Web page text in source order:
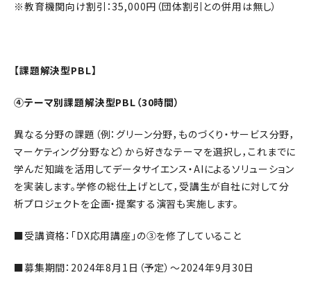
※教育機関向け割引：35,000円（団体割引との併用は無し）
【課題解決型PBL】
④テーマ別課題解決型PBL（30時間）
異なる分野の課題（例：グリーン分野，ものづくり・サービス分野，
マーケティング分野など）から好きなテーマを選択し，これまでに
学んだ知識を活用してデータサイエンス・AIによるソリューション
を実装します。学修の総仕上げとして，受講生が自社に対して分
析プロジェクトを企画・提案する演習も実施します。
■受講資格：「DX応用講座」の③を修了していること
■募集期間：2024年8月1日（予定）～2024年9月30日